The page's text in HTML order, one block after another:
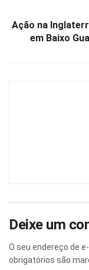
Ação na
em Baixo
Deixe um
O seu endereço de
obrigatórios são